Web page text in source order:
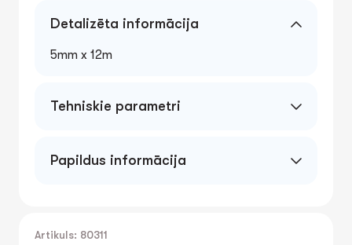
Detalizēta informācija
5mm x 12m
Tehniskie parametri
Papildus informācija
iepakojums.
Artikuls: 80311